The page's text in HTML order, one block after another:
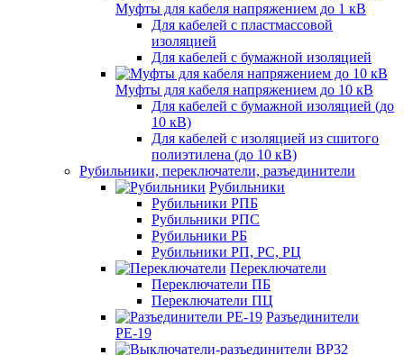
Муфты для кабеля напряжением до 1 кВ
Для кабелей с пластмассовой
изоляцией
Для кабелей с бумажной изоляцией
Муфты для кабеля напряжением до 10 кВ
Для кабелей с бумажной изоляцией (до
10 кВ)
Для кабелей с изоляцией из сшитого
полиэтилена (до 10 кВ)
Рубильники, переключатели, разъединители
Рубильники
Рубильники РПБ
Рубильники РПС
Рубильники РБ
Рубильники РП, РС, РЦ
Переключатели
Переключатели ПБ
Переключатели ПЦ
Разъединители
РЕ-19